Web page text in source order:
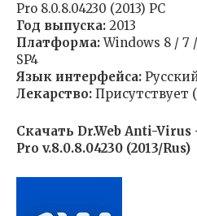
Pro 8.0.8.04230 (2013) PC
Год выпуска: 2013
Платформа:Windows 8 / 7
SP4
Язык интерфейса:
Лекарство: Присутствует
Скачать Dr.Web Anti-Virus
Pro v.8.0.8.04230 (2013/Rus)